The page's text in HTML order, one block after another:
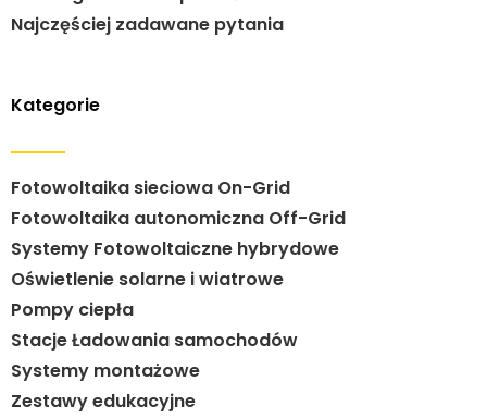
Najczęściej zadawane pytania
Kategorie
Fotowoltaika sieciowa On-Grid
Fotowoltaika autonomiczna Off-Grid
Systemy Fotowoltaiczne hybrydowe
Oświetlenie solarne i wiatrowe
Pompy ciepła
Stacje Ładowania samochodów
Systemy montażowe
Zestawy edukacyjne